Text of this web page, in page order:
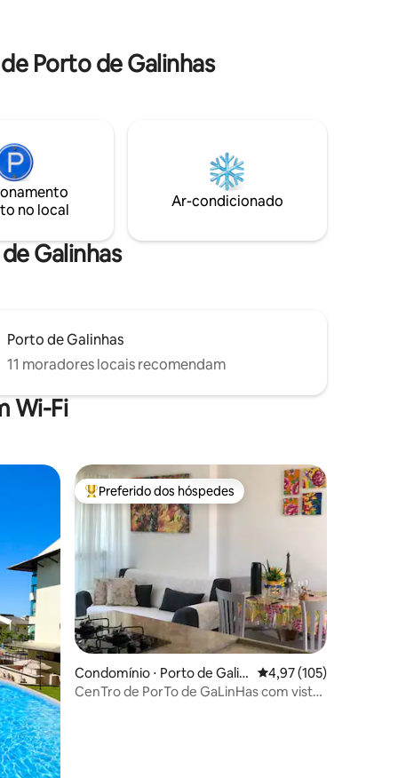
Porto de Galinhas
no local
Ar-condicionado
Galinhas
Porto de Galinhas
11 moradores locais recomendam
Wi-Fi
Entre os melhores preferidos dos hóspedes
Preferido dos hóspedes
Condomínio ⋅ Porto de Galin
has
4,97 de uma avaliação
4,97 (105)
CenTro de PorTo de GaLinHas com vista